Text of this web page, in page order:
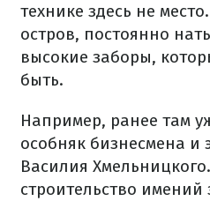
технике здесь не
остров, постоянно
высокие заборы,
быть.
Например, ранее там
особняк бизнесмена и
Василия
строительство